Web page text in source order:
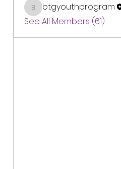
btgyouthprogram
btgyouthprogram
See All Members (61)